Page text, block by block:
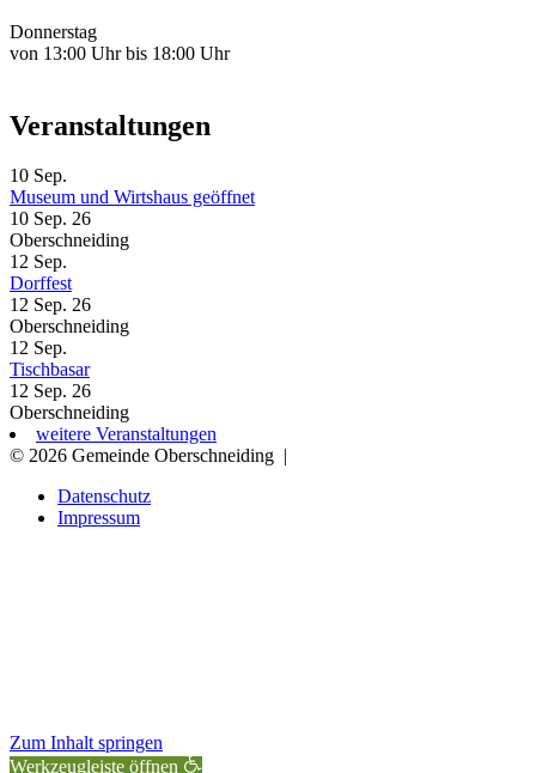
Donnerstag
von 13:00 Uhr bis 18:00 Uhr
Veranstaltungen
10 Sep.
Museum und Wirtshaus geöffnet
10 Sep. 26
Oberschneiding
12 Sep.
Dorffest
12 Sep. 26
Oberschneiding
12 Sep.
Tischbasar
12 Sep. 26
Oberschneiding
weitere Veranstaltungen
© 2026 Gemeinde Oberschneiding |
Datenschutz
Impressum
Zum Inhalt springen
Werkzeugleiste öffnen